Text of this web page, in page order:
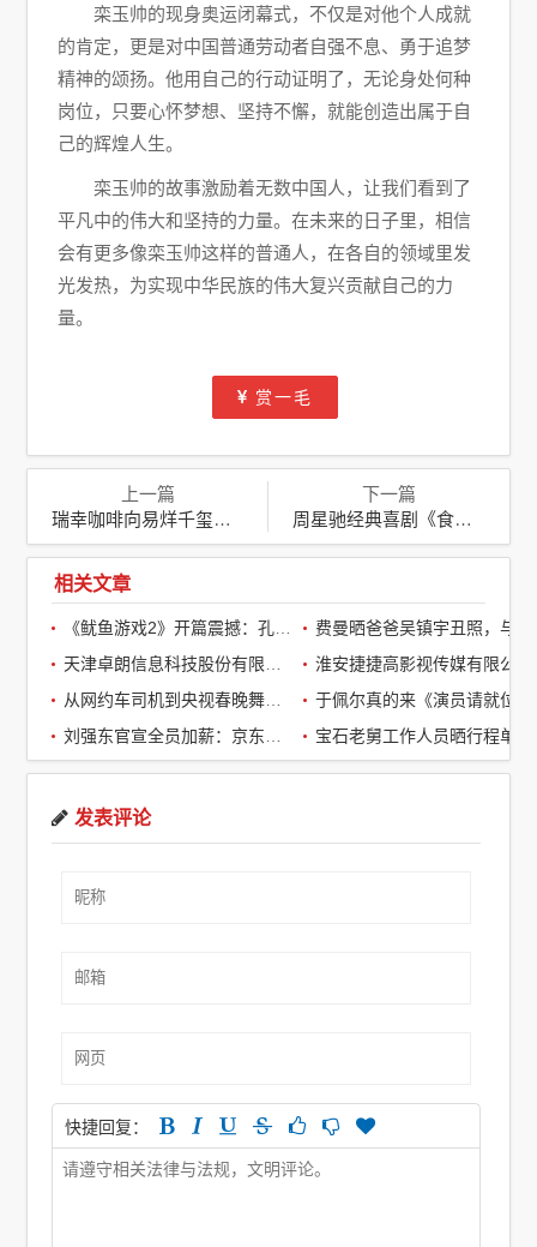
栾玉帅的现身奥运闭幕式，不仅是对他个人成就
的肯定，更是对中国普通劳动者自强不息、勇于追梦
精神的颂扬。他用自己的行动证明了，无论身处何种
岗位，只要心怀梦想、坚持不懈，就能创造出属于自
己的辉煌人生。
栾玉帅的故事激励着无数中国人，让我们看到了
平凡中的伟大和坚持的力量。在未来的日子里，相信
会有更多像栾玉帅这样的普通人，在各自的领域里发
光发热，为实现中华民族的伟大复兴贡献自己的力
量。
赏一毛
上一篇
瑞幸咖啡向易烊千玺道歉：品牌与偶像间的理解与尊重
下一篇
周星驰经典喜剧《食神》定档内地，笑口常开，东山再起
相关文章
淮安捷捷高影视传媒有限公司
发表评论
快捷回复：